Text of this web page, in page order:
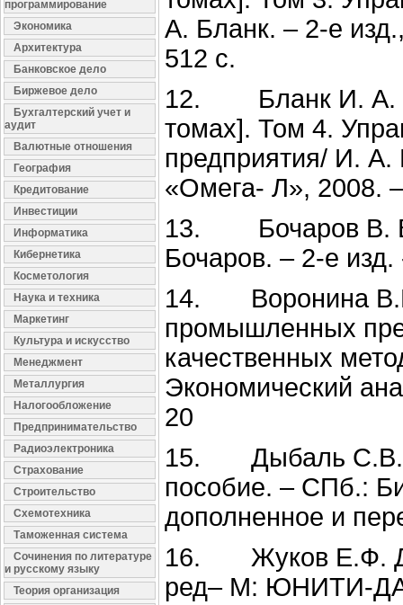
программирование
Экономика
Архитектура
Банковское дело
Биржевое дело
Бухгалтерский учет и
аудит
Валютные отношения
География
Кредитование
Инвестиции
Информатика
Кибернетика
Косметология
Наука и техника
Маркетинг
Культура и искусство
Менеджмент
Металлургия
Налогообложение
Предпринимательство
Радиоэлектроника
Страхование
Строительство
Схемотехника
Таможенная система
Сочинения по литературе
и русскому языку
Теория организация
А. Бланк. – 2-е
512 с.
12. Бланк И. А.
томах]. Том 4.
предприятия/ И. А.
«Омега- Л», 2008.
13. Бочаров В. В.
Бочаров. – 2-е
14. Воронина В.М.
промышленных
качественных
Экономический
20
15. Дыбаль С.В.
пособие. – СПб.:
дополненное и
16. Жуков Е.Ф.
ред– М: ЮНИТИ-